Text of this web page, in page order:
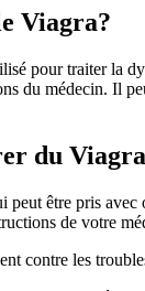
Viagra?
pour traiter la
du médecin. Il
du
peut être pris
de votre
contre les